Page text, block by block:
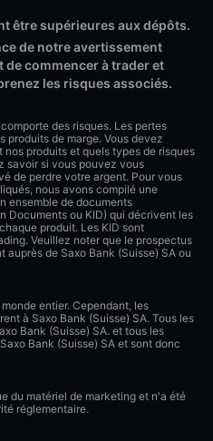
être supérieures aux dépôts.
de notre avertissement
commencer à trader et
les risques associés.
des risques. Les pertes
produits de marge. Vous devez
produits et quels types de risques
savoir si vous pouvez vous
de perdre votre argent. Pour vous
nous avons compilé une
ensemble de documents
Documents ou KID) qui décrivent les
produit. Les KID sont
Veuillez noter que le prospectus
de Saxo Bank (Suisse) SA ou
entier. Cependant, les
à Saxo Bank (Suisse) SA. Tous les
Bank (Suisse) SA. et tous les
Bank (Suisse) SA et sont donc
du matériel de marketing et n'a été
réglementaire.